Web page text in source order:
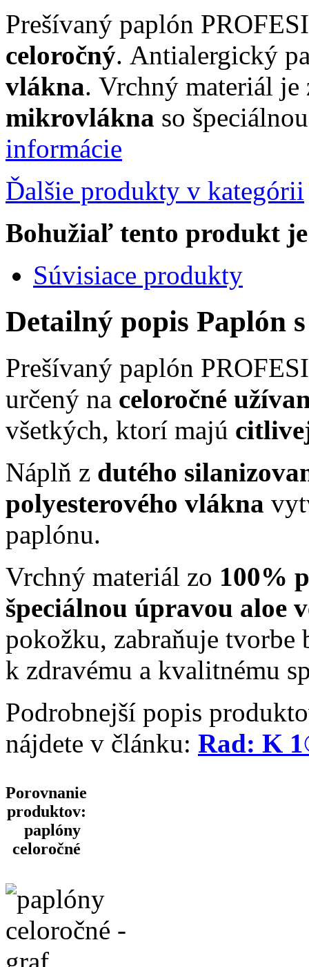
Prešívaný paplón
celoročný. Antialergický
vlákna. Vrchný materiál je
mikrovlákna so
informácie
Ďalšie produkty v kategórii
Bohužiaľ tento produkt
Súvisiace produkty
Detailný popis Paplón
Prešívaný paplón
určený na celoročné
všetkých, ktorí majú
Náplň z dutého
polyesterového vlákna
paplónu.
Vrchný materiál zo 100%
špeciálnou úpravou aloe
pokožku, zabraňuje
k zdravému a kvalitnému
Podrobnejší popis
nájdete v článku: Rad: K
Porovnanie
produktov:
paplóny
celoročné